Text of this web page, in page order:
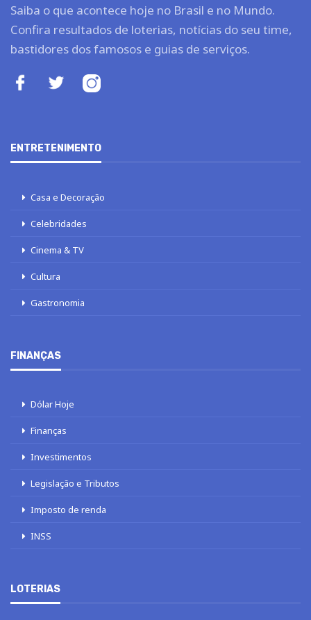
Saiba o que acontece hoje no Brasil e no Mundo.
Confira resultados de loterias, notícias do seu time,
bastidores dos famosos e guias de serviços.
ENTRETENIMENTO
Casa e Decoração
Celebridades
Cinema & TV
Cultura
Gastronomia
FINANÇAS
Dólar Hoje
Finanças
Investimentos
Legislação e Tributos
Imposto de renda
INSS
LOTERIAS